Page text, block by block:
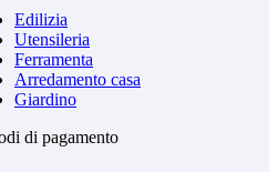
Edilizia
Utensileria
Ferramenta
Arredamento casa
Giardino
di pagamento